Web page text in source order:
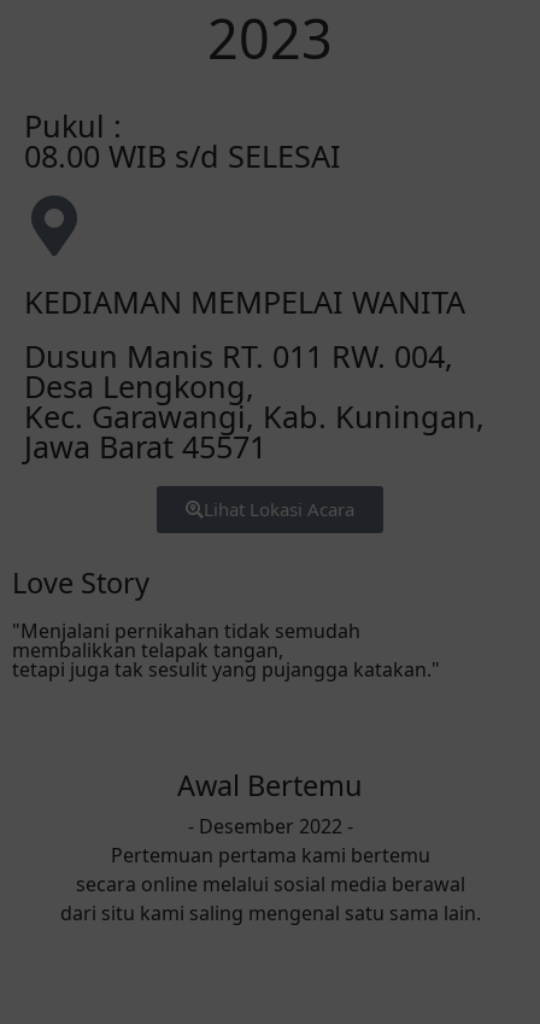
2023
Pukul :
08.00 WIB s/d SELESAI
KEDIAMAN MEMPELAI WANITA
Dusun Manis RT. 011 RW. 004,
Desa Lengkong,
Kec. Garawangi, Kab. Kuningan,
Jawa Barat 45571
Lihat Lokasi Acara
Love Story
"Menjalani pernikahan tidak semudah
membalikkan telapak tangan,
tetapi juga tak sesulit yang pujangga katakan."
Awal Bertemu
- Desember 2022 -
Pertemuan pertama kami bertemu
secara online melalui sosial media berawal
dari situ kami saling mengenal satu sama lain.